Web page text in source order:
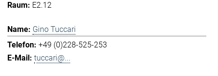
E2.12
Gino Tuccari
+49 (0)228-525-253
tuccari@...